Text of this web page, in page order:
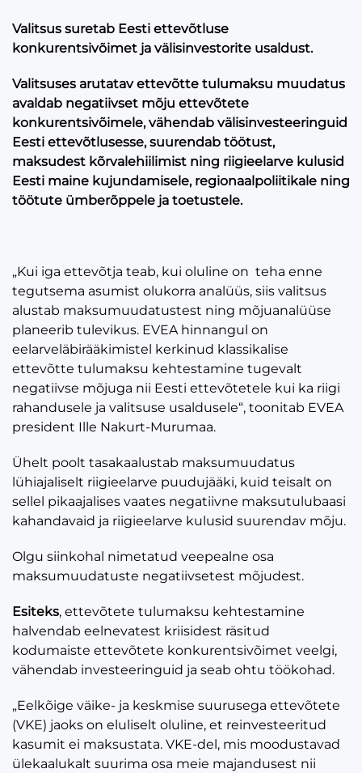
Valitsus suretab Eesti ettevõtluse
konkurentsivõimet ja välisinvestorite usaldust.
Valitsuses arutatav ettevõtte tulumaksu muudatus
avaldab negatiivset mõju ettevõtete
konkurentsivõimele, vähendab välisinvesteeringuid
Eesti ettevõtlusesse, suurendab töötust,
maksudest kõrvalehiilimist ning riigieelarve kulusid
Eesti maine kujundamisele, regionaalpoliitikale ning
töötute ümberõppele ja toetustele.
„Kui iga ettevõtja teab, kui oluline on teha enne
tegutsema asumist olukorra analüüs, siis valitsus
alustab maksumuudatustest ning mõjuanalüüse
planeerib tulevikus. EVEA hinnangul on
eelarveläbirääkimistel kerkinud klassikalise
ettevõtte tulumaksu kehtestamine tugevalt
negatiivse mõjuga nii Eesti ettevõtetele kui ka riigi
rahandusele ja valitsuse usaldusele“, toonitab EVEA
president Ille Nakurt-Murumaa.
Ühelt poolt tasakaalustab maksumuudatus
lühiajaliselt riigieelarve puudujääki, kuid teisalt on
sellel pikaajalises vaates negatiivne maksutulubaasi
kahandavaid ja riigieelarve kulusid suurendav mõju.
Olgu siinkohal nimetatud veepealne osa
maksumuudatuste negatiivsetest mõjudest.
Esiteks, ettevõtete tulumaksu kehtestamine
halvendab eelnevatest kriisidest räsitud
kodumaiste ettevõtete konkurentsivõimet veelgi,
vähendab investeeringuid ja seab ohtu töökohad.
„Eelkõige väike- ja keskmise suurusega ettevõtete
(VKE) jaoks on eluliselt oluline, et reinvesteeritud
kasumit ei maksustata. VKE-del, mis moodustavad
ülekaalukalt suurima osa meie majandusest nii